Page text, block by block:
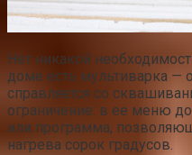
Нет никакой
доме есть мультиварка —
справляется со
ограничение: в ее меню
или программа,
нагрева сорок градусов.